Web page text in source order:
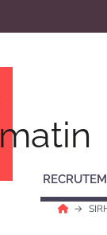
matin